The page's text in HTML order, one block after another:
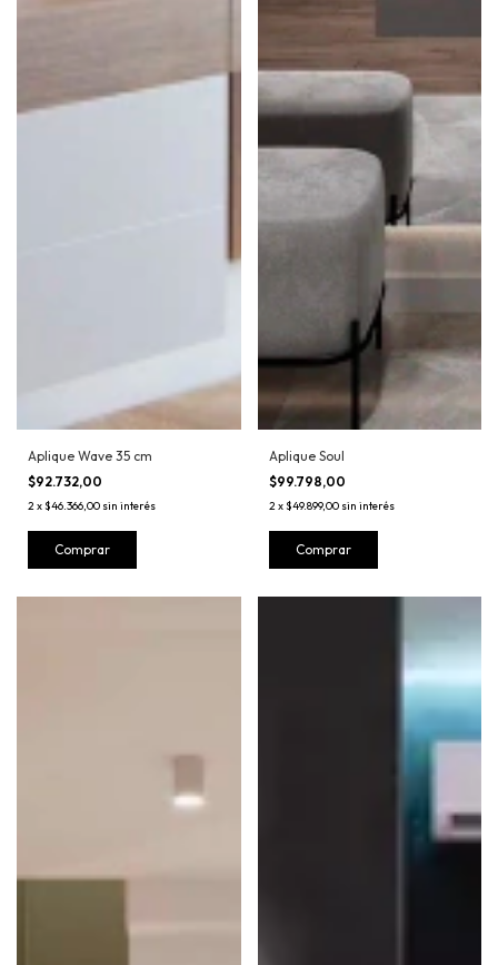
Aplique Wave 35 cm
$92.732,00
2x$46.366,00 sin interés
Comprar
Aplique Soul
$99.798,00
2x$49.899,00 sin interés
Comprar